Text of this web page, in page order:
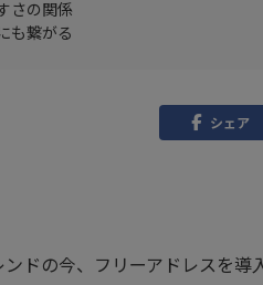
さの関係
も繋がる
シェア
ドの今、フリーアドレスを導